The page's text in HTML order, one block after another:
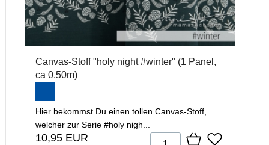
Canvas-Stoff "holy night #winter" (1 Panel,
ca 0,50m)
Hier bekommst Du einen tollen Canvas-Stoff,
welcher zur Serie #holy nigh...
10,95 EUR